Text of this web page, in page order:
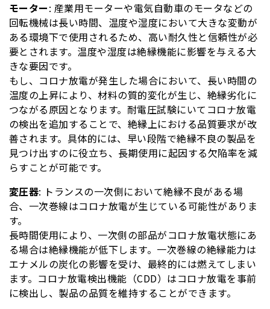
モーター: 産業用モーターや電気自動車のモータなどの
回転機械は長い時間、温度や湿度において大きな変動が
ある環境下で使用されるため、高い耐久性と信頼性が必
要とされます。温度や湿度は絶縁機能に影響を与える大
きな要因です。
もし、コロナ放電が発生した場合において、長い時間の
温度の上昇により、材料の質的変化が生じ、絶縁劣化に
つながる原因となります。耐電圧試験にいてコロナ放電
の検出を追加することで、絶縁上における品質要求が改
善されます。具体的には、早い段階で絶縁不良の製品を
見つけ出すのに役立ち、長期使用に起因する欠陥率を減
らすことが可能です。
変圧器: トランスの一次側において絶縁不良がある場
合、一次巻線はコロナ放電が生じている可能性がありま
す。
長時間使用により、一次側の部品がコロナ放電状態にあ
る場合は絶縁機能が低下します。一次巻線の絶縁能力は
エナメルの炭化の影響を受け、最終的には燃えてしまい
ます。コロナ放電検出機能（CDD）はコロナ放電を事前
に検出し、製品の品質を維持することができます。